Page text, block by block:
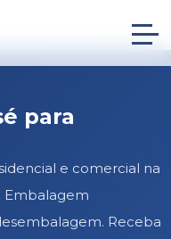
para
e comercial na
Embalagem
Receba